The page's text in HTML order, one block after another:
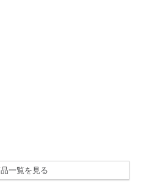
一覧を見る